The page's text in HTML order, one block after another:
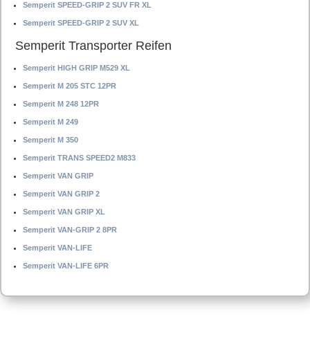
Semperit SPEED-GRIP 2 SUV FR XL
Semperit SPEED-GRIP 2 SUV XL
Semperit Transporter Reifen
Semperit HIGH GRIP M529 XL
Semperit M 205 STC 12PR
Semperit M 248 12PR
Semperit M 249
Semperit M 350
Semperit TRANS SPEED2 M833
Semperit VAN GRIP
Semperit VAN GRIP 2
Semperit VAN GRIP XL
Semperit VAN-GRIP 2 8PR
Semperit VAN-LIFE
Semperit VAN-LIFE 6PR